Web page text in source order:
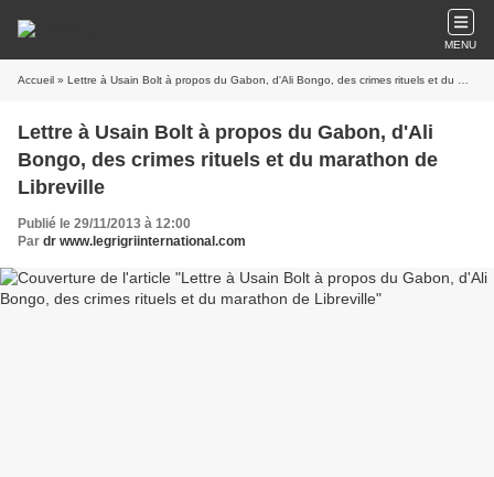
MENU
Accueil » Lettre à Usain Bolt à propos du Gabon, d'Ali Bongo, des crimes rituels et du marathon de Libreville
Lettre à Usain Bolt à propos du Gabon, d'Ali
Bongo, des crimes rituels et du marathon de
Libreville
Publié le 29/11/2013 à 12:00
Par dr www.legrigriinternational.com